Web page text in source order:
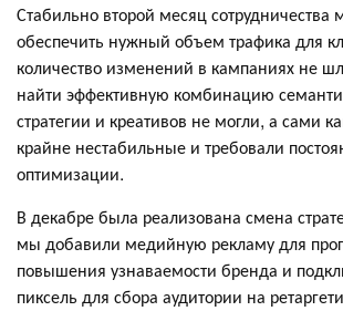
Стабильно второй месяц сотрудничества
обеспечить нужный объем трафика для
количество изменений в кампаниях не
найти эффективную комбинацию
стратегии и креативов не могли, а сами
крайне нестабильные и требовали
оптимизации.
В декабре была реализована смена
мы добавили медийную рекламу для
повышения узнаваемости бренда и
пиксель для сбора аудитории на